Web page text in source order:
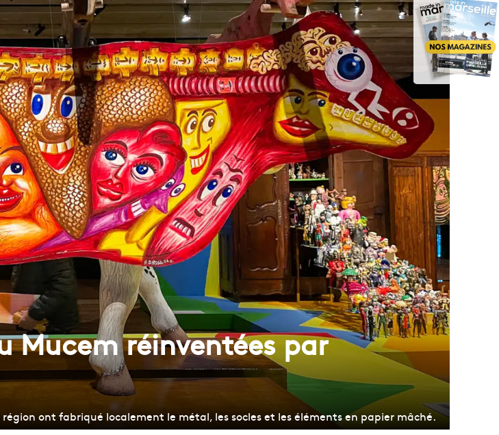
Mucem réinventées par
région ont fabriqué localement le métal, les socles et les éléments en papier mâché.